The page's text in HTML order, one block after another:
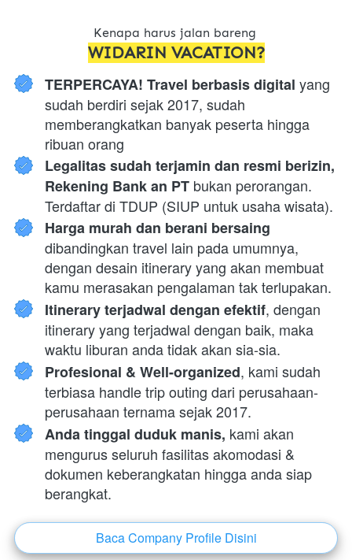
Kenapa harus jalan bareng
WIDARIN VACATION?
TERPERCAYA! Travel berbasis digital yang
sudah berdiri sejak 2017, sudah
memberangkatkan banyak peserta hingga
ribuan orang
Legalitas sudah terjamin dan resmi berizin,
Rekening Bank an PT bukan perorangan.
Terdaftar di TDUP (SIUP untuk usaha wisata).
dibandingkan travel lain pada umumnya,
dengan desain itinerary yang akan membuat
kamu merasakan pengalaman tak terlupakan.
Itinerary terjadwal dengan efektif, dengan
itinerary yang terjadwal dengan baik, maka
waktu liburan anda tidak akan sia-sia.
Profesional & Well-organized, kami sudah
terbiasa handle trip outing dari perusahaan-
perusahaan ternama sejak 2017.
Anda tinggal duduk manis, kami akan
mengurus seluruh fasilitas akomodasi &
dokumen keberangkatan hingga anda siap
berangkat.
`Baca Company Profile Disini